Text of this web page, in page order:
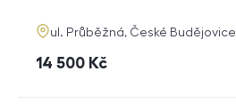
adresa
ul. Průběžná, České Budějovice
cena
14 500 Kč